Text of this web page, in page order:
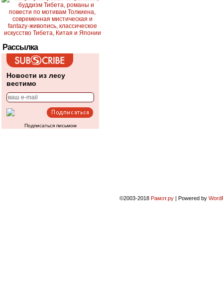
Рассылка
Новости из лесу
вестимо
Подписаться письмом
©2003-2018 Рамот.ру | Powered by